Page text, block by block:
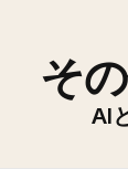
そ
AI